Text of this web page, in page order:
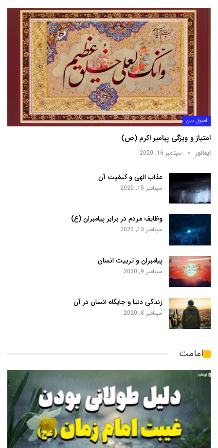
اصول دین
امتیاز و ویژگی پیامبر اکرم (ص)
ایمانور سپتامبر 16, 2020
عذاب الهی و کیفیت آن
سپتامبر 15, 2020
وظایف مردم در برابر پیامبران (ع)
سپتامبر 13, 2020
پیامبران و تربیت انسان
سپتامبر 9, 2020
زندگی دنیا و جایگاه انسان در آن
سپتامبر 8, 2020
امامت